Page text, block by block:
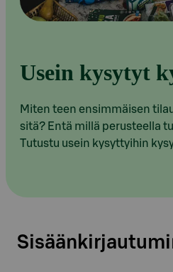
Usein kysytyt
Miten teen ensimmäisen
sitä? Entä millä perusteella
Tutustu usein kysyttyihin